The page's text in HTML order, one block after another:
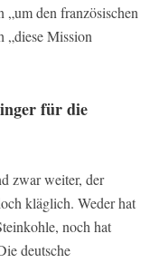
den französischen
„diese Mission
für die
zwar weiter, der
kläglich. Weder hat
noch hat
deutsche